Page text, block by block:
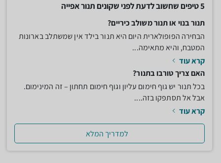
5 טיפים שחשוב לדעת לפני שקונים תנור אפייה
תנור בנוי או תנור משולב כיריים?
הבחירה הפופולארית היום היא תנור בילד אין שמשתלב בארונות
המטבח, והיא מתאימה...
קרא עוד
האם צריך טורבו בתנור?
בכל תנור יש גוף חימום עליון וגוף חימום תחתון – זה המינימום.
אבל אל תסתפקו בזה....
קרא עוד
למדריך המלא